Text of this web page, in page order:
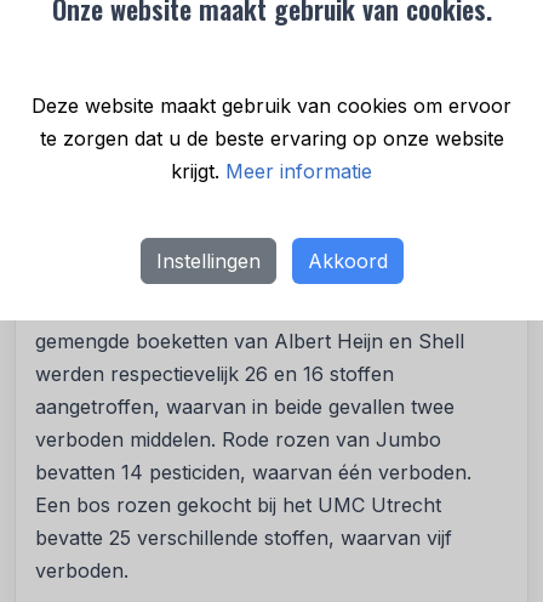
Onze website maakt gebruik van cookies.
Deze website maakt gebruik van cookies om ervoor
te zorgen dat u de beste ervaring op onze website
krijgt. Meer informatie
Instellingen Akkoord
Tuinland scoorden het slechtst. Een bos rode
verboden in de EU, met een totaalgehalte van 65,8
mg/kg. Een gemengd boeket van hetzelfde
tuincentrum bevatte 35 verschillende pesticiden,
Ook boeketten van supermarkten, een tankstation
gemengde boeketten van Albert Heijn en Shell
werden respectievelijk 26 en 16 stoffen
aangetroffen, waarvan in beide gevallen twee
verboden middelen. Rode rozen van Jumbo
bevatten 14 pesticiden, waarvan één verboden.
Een bos rozen gekocht bij het UMC Utrecht
bevatte 25 verschillende stoffen, waarvan vijf
verboden.